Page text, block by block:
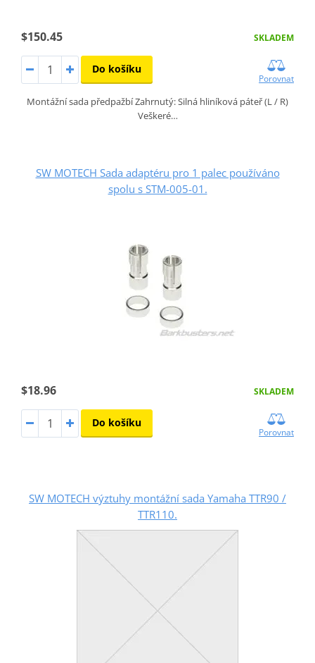
$150.45 SKLADEM
Do košíku
Porovnat
Montážní sada předpažbí Zahrnutý: Silná hliníková páteř (L / R)
Veškeré…
SW MOTECH Sada adaptéru pro 1 palec používáno
spolu s STM-005-01.
$18.96 SKLADEM
Do košíku
Porovnat
SW MOTECH výztuhy montážní sada Yamaha TTR90 /
TTR110.